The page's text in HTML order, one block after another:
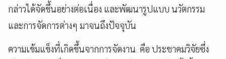
กล่าวได้จัดขึ้นอย่างต่อเนื่อง และพัฒนารูปแบบ นวัตกรรม
และการจัดการต่างๆ มาจนถึงปัจจุบัน
ความเข้มแข็งที่เกิดขึ้นจากการจัดงาน คือ ประชาคมวิจัยซึ่ง